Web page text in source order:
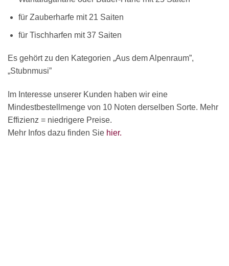
für Zauberharfe mit 21 Saiten
für Tischharfen mit 37 Saiten
Es gehört zu den Kategorien „Aus dem Alpenraum”,
„Stubnmusi”
Im Interesse unserer Kunden haben wir eine
Mindestbestellmenge von 10 Noten derselben Sorte. Mehr
Effizienz = niedrigere Preise.
Mehr Infos dazu finden Sie hier.